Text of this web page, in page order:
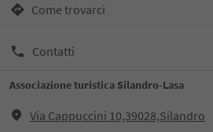
Come trovarci
Contatti
Associazione turistica Silandro-Lasa
Via Cappuccini 10,39028,Silandro